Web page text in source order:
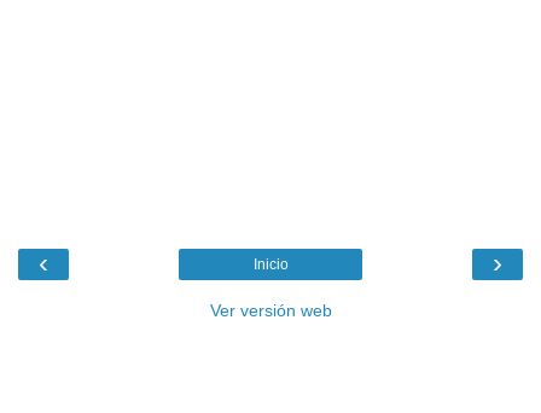
‹ ›
Inicio
Ver versión web